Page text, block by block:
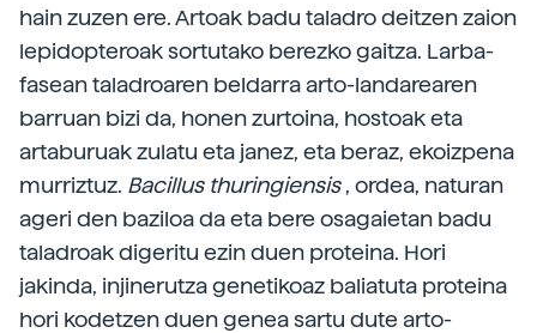
hain zuzen ere. Artoak badu taladro deitzen zaion
lepidopteroak sortutako berezko gaitza. Larba-
fasean taladroaren beldarra arto-landarearen
barruan bizi da, honen zurtoina, hostoak eta
artaburuak zulatu eta janez, eta beraz, ekoizpena
murriztuz. Bacillus thuringiensis, ordea, naturan
ageri den baziloa da eta bere osagaietan badu
taladroak digeritu ezin duen proteina. Hori
jakinda, injinerutza genetikoaz baliatuta proteina
hori kodetzen duen genea sartu dute arto-